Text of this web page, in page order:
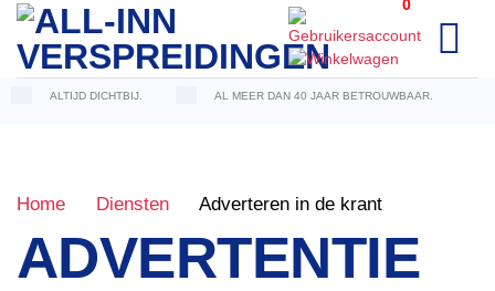
Ga
naar
inhoud
0
ALTIJD DICHTBIJ. AL MEER DAN 40 JAAR BETROUWBAAR.
Home Diensten Adverteren in de krant
ADVERTENTIE